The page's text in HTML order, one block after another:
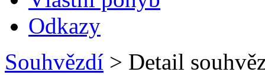
Odkazy
Souhvězdí > Detail